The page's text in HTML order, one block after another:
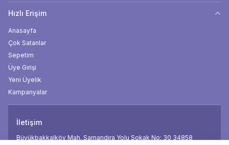
Hızlı Erişim
Anasayfa
Çok Satanlar
Sepetim
Üye Girişi
Yeni Üyelik
Kampanyalar
İletişim
Büyükbakkalköy Mah. Samandıra Yolu Sokak No: 30 34858